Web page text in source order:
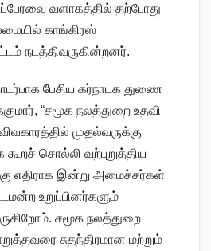
வளாகத்தில் தற்போது
காங்கிரஸ்
நடத்திவருகின்றனர்.
பேசிய கர்நாடக துணை
“சமூக நலத்துறை உதவி
முதல்வருக்கு
சொல்லி வற்புறுத்திய
எதிராக இன்று அமைச்சர்கள்
உறுப்பினர்களும்
சமூக நலத்துறை
சுதந்திரமான மற்றும்